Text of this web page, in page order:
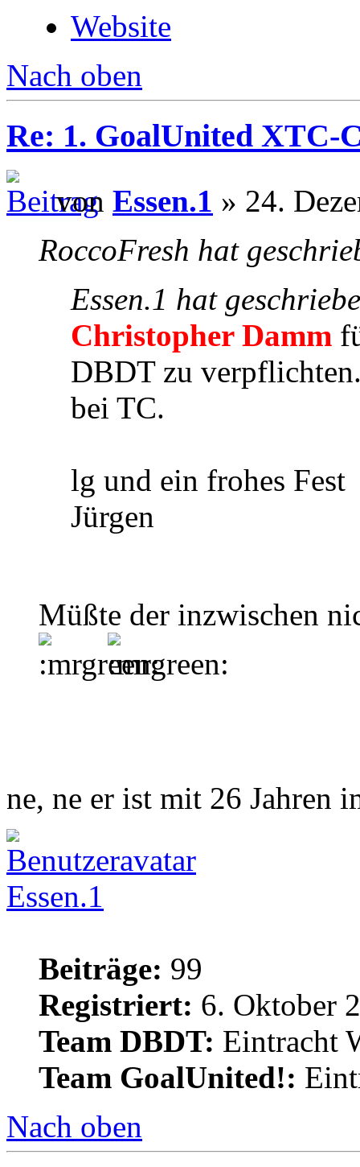
Website
Nach oben
Re: 1. GoalUnited XTC-
von Essen.1 » 24.
RoccoFresh hat
Essen.1 hat
Christopher Damm
DBDT zu
bei TC.
lg und ein frohes Fest
Jürgen
Müßte der inzwischen
ne, ne er ist mit 26 Jahren
Essen.1
Beiträge: 99
Registriert: 6. Oktober
Team DBDT: Eintracht
Team GoalUnited!:
Nach oben